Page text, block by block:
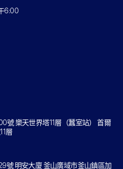
6:00
號 樂天世界塔11層（蠶室站） 首爾
層
號 明安大廈 釜山廣域市釜山鎮區加